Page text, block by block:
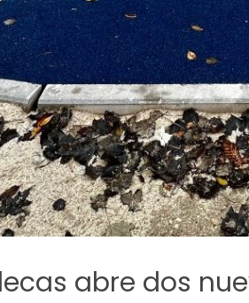
abre dos